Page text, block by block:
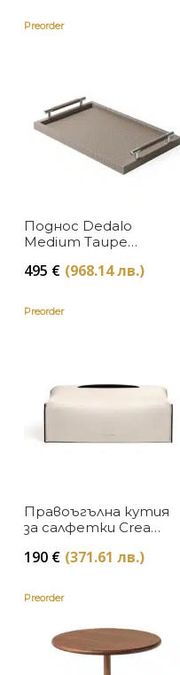
Preorder
Поднос Dedalo
Medium Taupe
495 € (968.14 лв.)
Preorder
Правоъгълна кутия
за салфетки Cream
190 € (371.61 лв.)
Preorder